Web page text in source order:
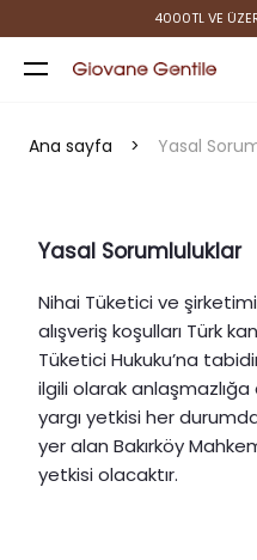
4000TL VE
Ana sayfa > Yasal
Yasal Sorumluluklar
Nihai Tüketici ve
alışveriş koşulları Türk
Tüketici Hukuku’na
ilgili olarak
yargı yetkisi her
yer alan Bakırköy
yetkisi olacaktır.